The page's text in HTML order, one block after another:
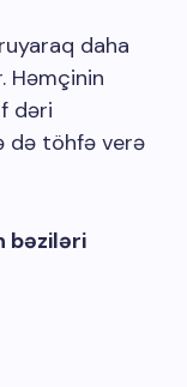
daha
Həmçinin
dəri
də töhfə verə
bəziləri